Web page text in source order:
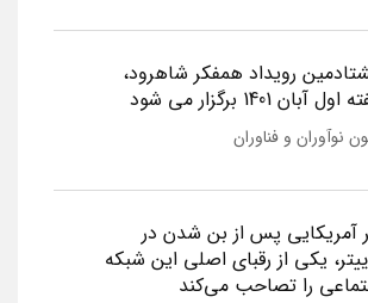
رویداد همفکر شاهرود،
آبان 1401 برگزار می شود
نوآوران و فناوران
آمریکایی پس از بن شدن در
یکی از رقبای اصلی این شبکه
را تصاحب می‌کند